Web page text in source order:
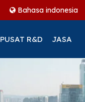
Bahasa indonesia
PUSAT R&D JASA